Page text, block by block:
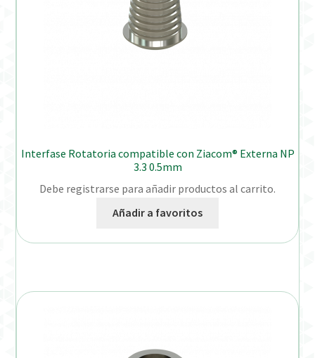
Interfase Rotatoria compatible con Ziacom® Externa NP
3.3 0.5mm
Debe registrarse para añadir productos al carrito.
Añadir a favoritos